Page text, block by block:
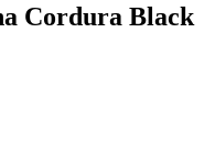
Cordura Black